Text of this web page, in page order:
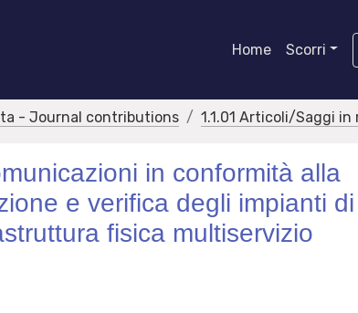
Home Scorri
- Journal contributions 1.1.01 Articoli/Saggi
in conformità alla
e verifica degli impianti di
fisica multiservizio